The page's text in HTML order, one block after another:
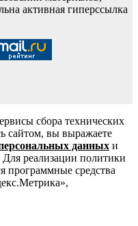
активная гиперссылка
сбора технических
сайтом, вы выражаете
данных и
реализации политики
программные средства